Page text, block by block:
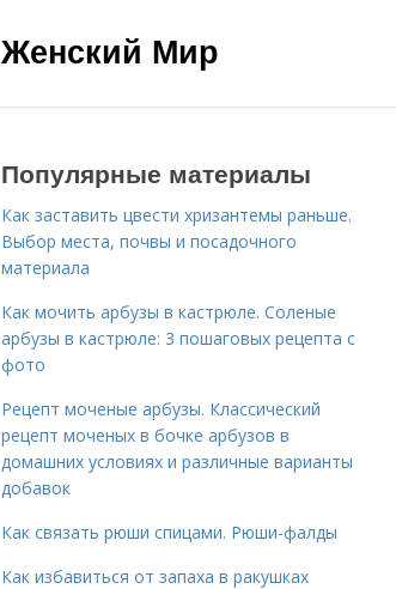
Женский Мир
Популярные материалы
Как заставить цвести хризантемы раньше.
Выбор места, почвы и посадочного
материала
Как мочить арбузы в кастрюле. Соленые
арбузы в кастрюле: 3 пошаговых рецепта с
фото
Рецепт моченые арбузы. Классический
рецепт моченых в бочке арбузов в
домашних условиях и различные варианты
добавок
Как связать рюши спицами. Рюши-фалды
Как избавиться от запаха в ракушках